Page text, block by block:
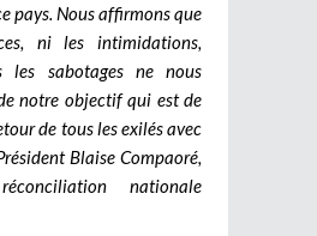
pays. Nous affirmons que
ni les intimidations,
les sabotages ne nous
notre objectif qui est de
de tous les exilés avec
Blaise Compaoré,
nationale